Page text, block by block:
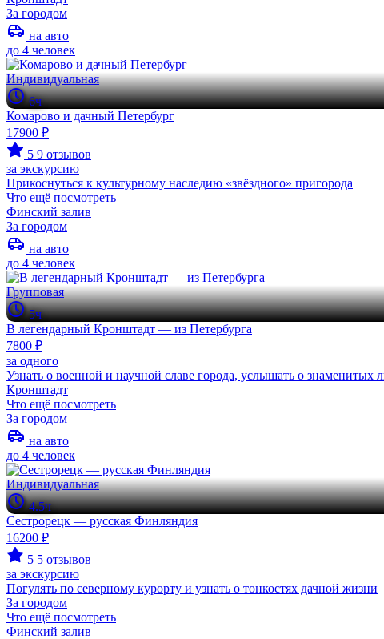
За городом
на авто
до 4 человек
Индивидуальная
6ч
Комарово и дачный Петербург
17900 ₽
5 9 отзывов
за экскурсию
Прикоснуться к культурному наследию «звёздного» пригорода
Что ещё посмотреть
Финский залив
За городом
на авто
до 4 человек
Групповая
5ч
В легендарный Кронштадт — из Петербурга
7800 ₽
за одного
Узнать о военной и научной славе города, услышать о знаменитых
Кронштадт
Что ещё посмотреть
За городом
на авто
до 4 человек
Индивидуальная
4.5ч
Сестрорецк — русская Финляндия
16200 ₽
5 5 отзывов
за экскурсию
Погулять по северному курорту и узнать о тонкостях дачной жизни
За городом
Что ещё посмотреть
Финский залив